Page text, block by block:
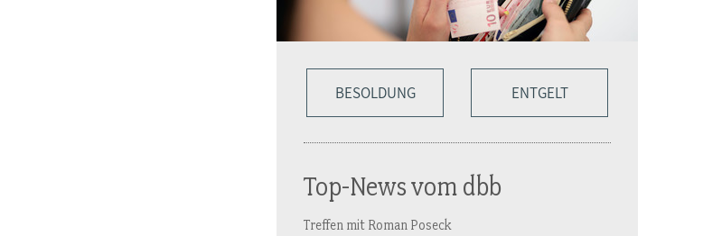
BESOLDUNG ENTGELT
Top-News vom dbb
Treffen mit Roman Poseck